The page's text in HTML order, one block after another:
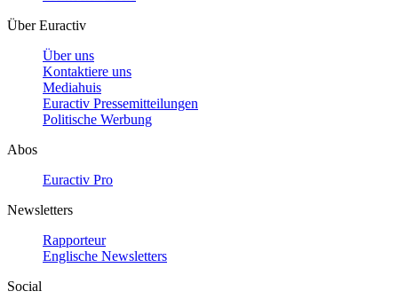
Über Euractiv
Über uns
Kontaktiere uns
Mediahuis
Euractiv Pressemitteilungen
Politische Werbung
Abos
Euractiv Pro
Newsletters
Rapporteur
Englische Newsletters
Social